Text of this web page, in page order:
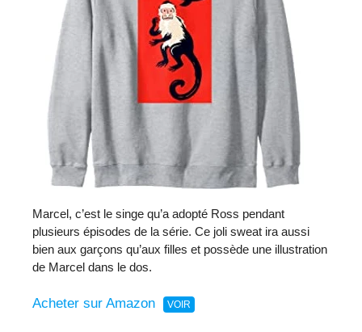
Marcel, c’est le singe qu’a adopté Ross pendant
plusieurs épisodes de la série. Ce joli sweat ira aussi
bien aux garçons qu’aux filles et possède une illustration
de Marcel dans le dos.
Acheter sur Amazon